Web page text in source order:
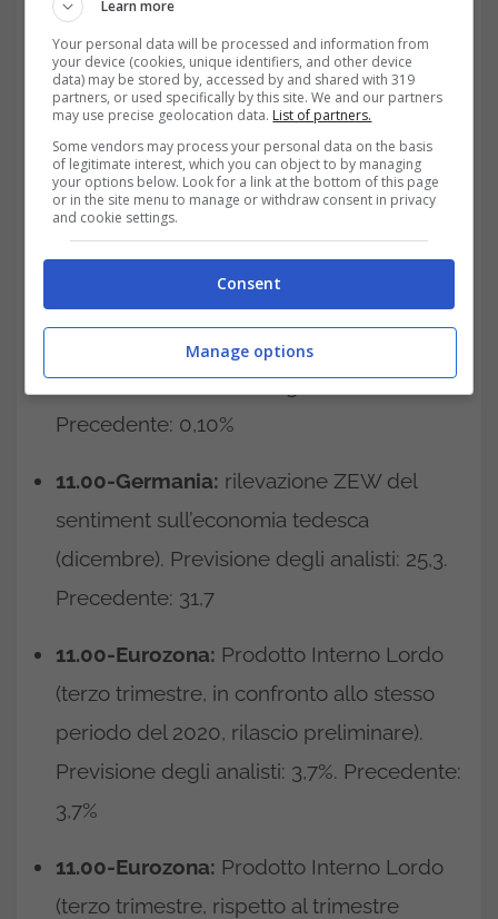
responsabili degli acquisti del settore
costruzioni (novembre). Previsione degli
analisti: 52,0. Precedente: 54,6
11:00-Eurozona:riunione dell’Eurogruppo
Martedì 7 dicembre
04.30-Australia:annuncio del tasso di
interesse e conferenza stampa della
banca centrale (RBA: Reserve Bank of
Australia). Previsione degli analisti: 0,10%.
Precedente: 0,10%
11.00-Germania: rilevazione ZEW del
sentiment sull’economia tedesca
(dicembre). Previsione degli analisti: 25,3.
Precedente: 31,7
11.00-Eurozona: Prodotto Interno Lordo
(terzo trimestre, in confronto allo stesso
periodo del 2020, rilascio preliminare).
Previsione degli analisti: 3,7%. Precedente:
3,7%
11.00-Eurozona: Prodotto Interno Lordo
(terzo trimestre, rispetto al trimestre
Learn more
Your personal data will be processed and information from
your device (cookies, unique identifiers, and other device
data) may be stored by, accessed by and shared with 319
partners, or used specifically by this site. We and our partners
may use precise geolocation data. List of partners.
Some vendors may process your personal data on the basis
of legitimate interest, which you can object to by managing
your options below. Look for a link at the bottom of this page
or in the site menu to manage or withdraw consent in privacy
and cookie settings.
Consent
Manage options